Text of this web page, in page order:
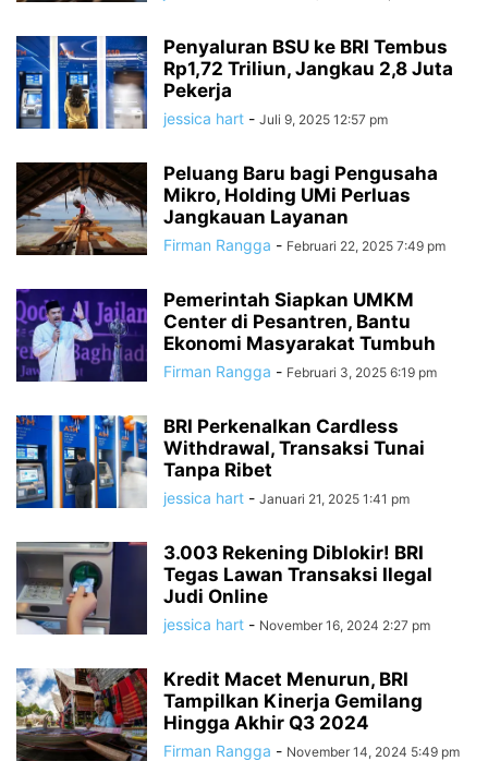
Penyaluran BSU ke BRI Tembus
Rp1,72 Triliun, Jangkau 2,8 Juta
Pekerja
jessica hart - Juli 9, 2025 12:57 pm
Peluang Baru bagi Pengusaha
Mikro, Holding UMi Perluas
Jangkauan Layanan
Firman Rangga - Februari 22, 2025 7:49 pm
Pemerintah Siapkan UMKM
Center di Pesantren, Bantu
Ekonomi Masyarakat Tumbuh
Firman Rangga - Februari 3, 2025 6:19 pm
BRI Perkenalkan Cardless
Withdrawal, Transaksi Tunai
Tanpa Ribet
jessica hart - Januari 21, 2025 1:41 pm
3.003 Rekening Diblokir! BRI
Tegas Lawan Transaksi Ilegal
Judi Online
jessica hart - November 16, 2024 2:27 pm
Kredit Macet Menurun, BRI
Tampilkan Kinerja Gemilang
Hingga Akhir Q3 2024
Firman Rangga - November 14, 2024 5:49 pm